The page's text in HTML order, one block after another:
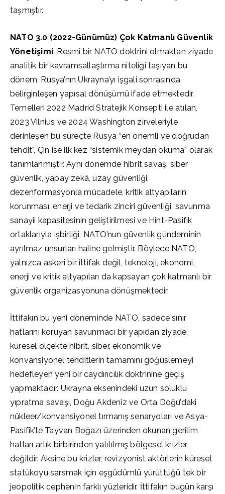
taşmıştır.
NATO 3.0 (2022-Günümüz) Çok Katmanlı Güvenlik
Yönetişimi: Resmî bir NATO doktrini olmaktan ziyade
analitik bir kavramsallaştırma niteliği taşıyan bu
dönem, Rusya’nın Ukrayna’yı işgali sonrasında
belirginleşen yapısal dönüşümü ifade etmektedir.
Temelleri 2022 Madrid Stratejik Konsepti ile atılan,
2023 Vilnius ve 2024 Washington zirveleriyle
derinleşen bu süreçte Rusya “en önemli ve doğrudan
tehdit”, Çin ise ilk kez “sistemik meydan okuma” olarak
tanımlanmıştır. Aynı dönemde hibrit savaş, siber
güvenlik, yapay zekâ, uzay güvenliği,
dezenformasyonla mücadele, kritik altyapıların
korunması, enerji ve tedarik zinciri güvenliği, savunma
sanayii kapasitesinin geliştirilmesi ve Hint-Pasifik
ortaklarıyla işbirliği, NATO’nun güvenlik gündeminin
ayrılmaz unsurları haline gelmiştir. Böylece NATO,
yalnızca askeri bir ittifak değil, teknoloji, ekonomi,
enerji ve kritik altyapıları da kapsayan çok katmanlı bir
güvenlik organizasyonuna dönüşmektedir.
İttifakın bu yeni döneminde NATO, sadece sınır
hatlarını koruyan savunmacı bir yapıdan ziyade,
küresel ölçekte hibrit, siber, ekonomik ve
konvansiyonel tehditlerin tamamını göğüslemeyi
hedefleyen yeni bir caydırıcılık doktrinine geçiş
yapmaktadır. Ukrayna eksenindeki uzun soluklu
yıpratma savaşı, Doğu Akdeniz ve Orta Doğu’daki
nükleer/konvansiyonel tırmanış senaryoları ve Asya-
Pasifik’te Tayvan Boğazı üzerinden okunan gerilim
hatları artık birbirinden yalıtılmış bölgesel krizler
değildir. Aksine bu krizler, revizyonist aktörlerin küresel
statükoyu sarsmak için eşgüdümlü yürüttüğü tek bir
jeopolitik cephenin farklı yüzleridir. İttifakın bugün karşı